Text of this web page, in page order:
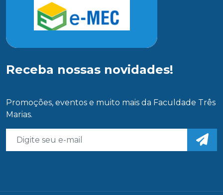
Receba nossas novidades!
Promoções, eventos e muito mais da Faculdade Três
Marias.